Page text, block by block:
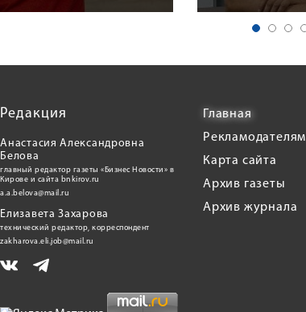
Редакция
Анастасия Александровна
Белова
главный редактор газеты «Бизнес Новости» в
Кирове и сайта bnkirov.ru
a.a.belova@mail.ru
Елизавета Захарова
технический редактор, корреспондент
zakharova.eli.job@mail.ru
Главная
Рекламодателям
Карта сайта
Архив газеты
Архив журнала